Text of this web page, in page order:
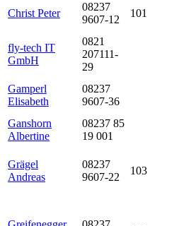
Christ Peter
08237
9607-12
101
fly-tech IT
GmbH
0821
207111-
29
Gamperl
Elisabeth
08237
9607-36
Ganshorn
Albertine
08237 85
19 001
Grägel
Andreas
08237
9607-22
103